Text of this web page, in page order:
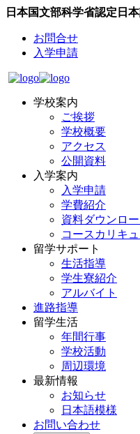
日本国文部科学省認定日
お問合せ
入学申請
学校案内
ご挨拶
学校概要
アクセス
公開資料
入学案内
入学申請
学費紹介
資料ダウンロ
コースカリキ
留学サポート
生活指導
学生寮紹介
アルバイト
進路指導
留学生活
年間行事
学校活動
周辺環境
最新情報
お知らせ
日本語模様
お問い合わせ